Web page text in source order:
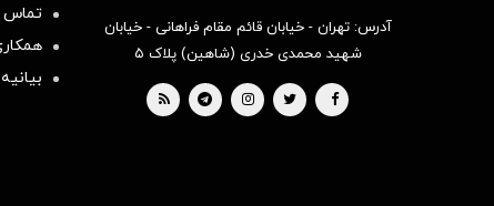
آدرس: تهران - خیابان قائم مقام فراهانی - خیابان
شهید محمدی خدری (شاهین) پلاک ۵
تماس